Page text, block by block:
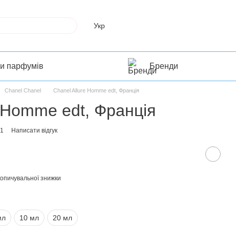
Укр
парфумів Бренди
Chanel Chanel Chanel Allure Homme edt, Франція
edt, Франція
Написати відгук
знижки
10 мл 20 мл